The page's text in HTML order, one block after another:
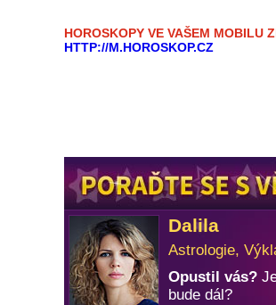
HOROSKOPY VE VAŠEM MOBILU
HTTP://M.HOROSKOP.CZ
Dalila
Astrologie,
Opustil vás?
bude dál?